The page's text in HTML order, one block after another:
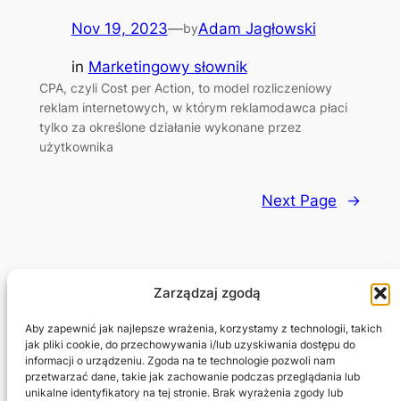
Zarządzaj zgodą
Aby zapewnić jak najlepsze wrażenia, korzystamy z technologii, takich
jak pliki cookie, do przechowywania i/lub uzyskiwania dostępu do
informacji o urządzeniu. Zgoda na te technologie pozwoli nam
przetwarzać dane, takie jak zachowanie podczas przeglądania lub
unikalne identyfikatory na tej stronie. Brak wyrażenia zgody lub
Nov 19, 2023—byAdam Jagłowski
in Marketingowy słownik
CPA, czyli Cost per Action, to model rozliczeniowy
reklam internetowych, w którym reklamodawca płaci
tylko za określone działanie wykonane przez
użytkownika
Next Page →
Adam Jagłowski
Marketing Freelancer